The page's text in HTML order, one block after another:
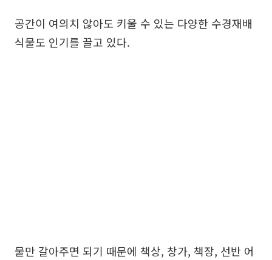
공간이 여의치 않아도 키울 수 있는 다양한 수경재배
식물도 인기를 끌고 있다.
물만 갈아주면 되기 때문에 책상, 창가, 책장, 선반 어